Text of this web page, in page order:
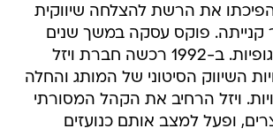
הפיכתו את הרשת להצלחה שיווקית
קנייתה. פוקס עסקה במשך שנים
בייצור חולצות וגופיות. ב-1992 רכשה חברת ויזל
השיווק הסיטוני של המותג והחלה
ויזל הרחיב את הקהל המסורתי
ופעל למצב אותם כנועזים